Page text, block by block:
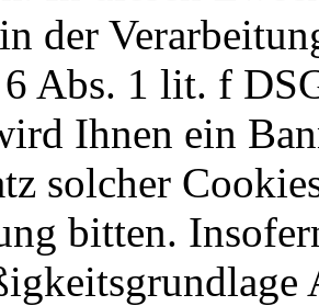
der
Abs. 1 lit. f
Ihnen ein
solcher
bitten.